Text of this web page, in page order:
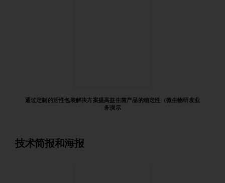
通过定制的活性包装解决方案提高益生菌产品的稳定性（微生物研发业
务演示
技术简报和海报